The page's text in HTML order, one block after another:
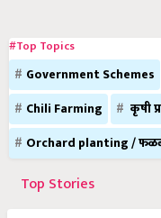
#Top Topics
Government Schemes
Chili Farming
कृषी
Orchard planting /
Top Stories